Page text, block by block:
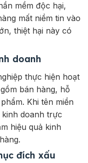
mềm độc hại,
mất niềm tin vào
thiệt hại này có
doanh
thực hiện hoạt
bán hàng, hỗ
Khi tên miền
doanh trực
hiệu quả kinh
đích xấu